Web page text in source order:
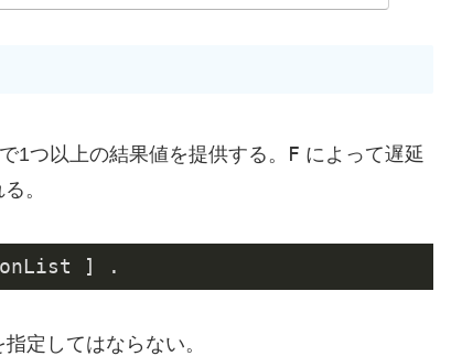
1つ以上の結果値を提供する。 F によって遅延
。
定してはならない。